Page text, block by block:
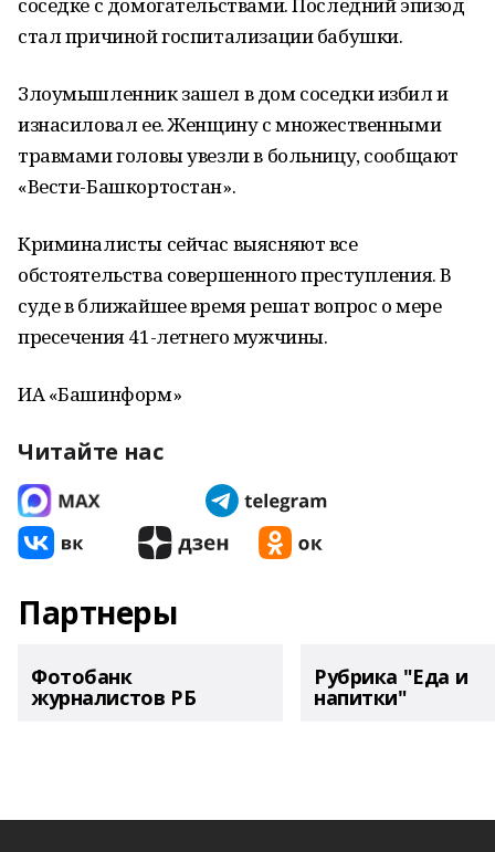
стал причиной госпитализации бабушки.
Злоумышленник зашел в дом соседки избил и
изнасиловал ее. Женщину с множественными
травмами головы увезли в больницу, сообщают
«Вести-Башкортостан».
Криминалисты сейчас выясняют все
обстоятельства совершенного преступления. В
суде в ближайшее время решат вопрос о мере
пресечения 41-летнего мужчины.
ИА «Башинформ»
Читайте нас
Партнеры
Фотобанк
журналистов РБ
Рубрика "Еда и
напитки"